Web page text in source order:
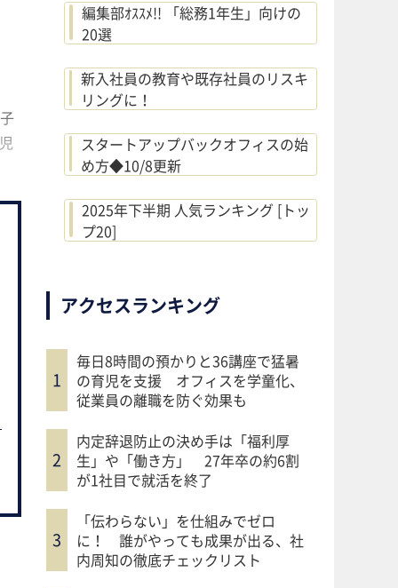
編集部ｵｽｽﾒ!! 「総務1年生」向けの
20選
新入社員の教育や既存社員のリスキ
リングに！
スタートアップバックオフィスの始
め方◆10/8更新
2025年下半期 人気ランキング [トッ
プ20]
アクセスランキング
毎日8時間の預かりと36講座で猛暑
の育児を支援 オフィスを学童化、
従業員の離職を防ぐ効果も
内定辞退防止の決め手は「福利厚
生」や「働き方」 27年卒の約6割
が1社目で就活を終了
「伝わらない」を仕組みでゼロ
に！ 誰がやっても成果が出る、社
内周知の徹底チェックリスト